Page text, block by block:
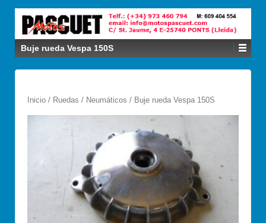
Buje rueda Vespa 150S
Inicio / Ruedas / Neumáticos / Buje rueda Vespa 150S